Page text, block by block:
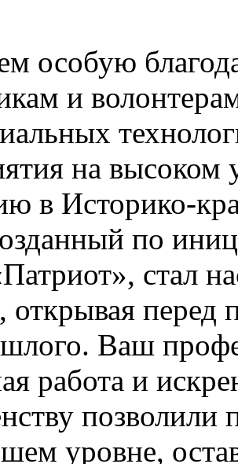
особую
и
на высоком
в Историко-
по
стал
открывая перед
Ваш
работа и
позволили
уровне,